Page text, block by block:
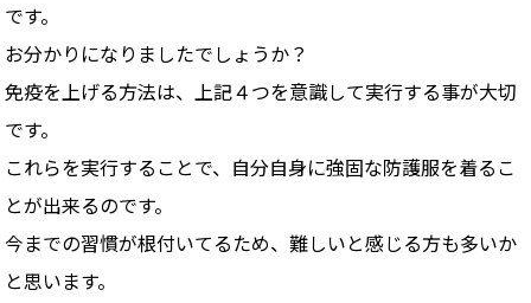
です。
お分かりになりましたでしょうか？
免疫を上げる方法は、上記４つを意識して実行する事が大切
です。
これらを実行することで、自分自身に強固な防護服を着るこ
とが出来るのです。
今までの習慣が根付いてるため、難しいと感じる方も多いか
と思います。